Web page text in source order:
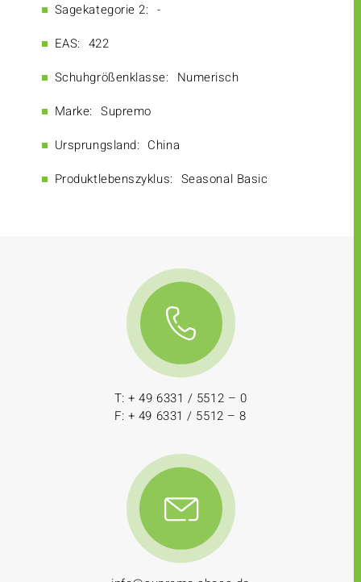
Sagekategorie 2: -
EAS: 422
Schuhgrößenklasse: Numerisch
Marke: Supremo
Ursprungsland: China
Produktlebenszyklus: Seasonal Basic
T: + 49 6331 / 5512 – 0
F: + 49 6331 / 5512 – 8